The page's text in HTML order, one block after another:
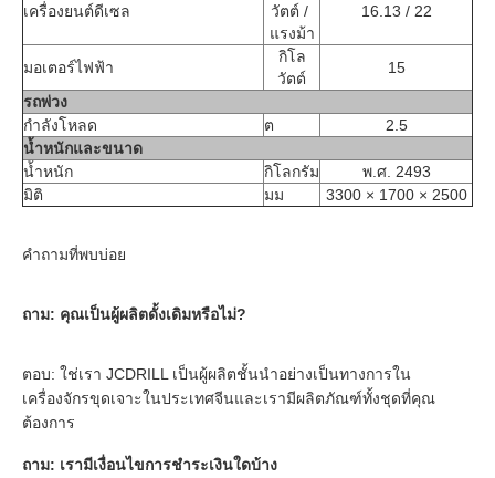
เครื่องยนต์ดีเซล
วัตต์ /
แรงม้า
16.13 / 22
มอเตอร์ไฟฟ้า
กิโล
วัตต์
15
รถพ่วง
กำลังโหลด
ต
2.5
น้ำหนักและขนาด
น้ำหนัก
กิโลกรัม
พ.ศ. 2493
มิติ
มม 3300 × 1700 × 2500
คำถามที่พบบ่อย
ถาม: คุณเป็นผู้ผลิตดั้งเดิมหรือไม่?
ตอบ: ใช่เรา JCDRILL เป็นผู้ผลิตชั้นนำอย่างเป็นทางการใน
เครื่องจักรขุดเจาะในประเทศจีนและเรามีผลิตภัณฑ์ทั้งชุดที่คุณ
ต้องการ
ถาม: เรามีเงื่อนไขการชำระเงินใดบ้าง